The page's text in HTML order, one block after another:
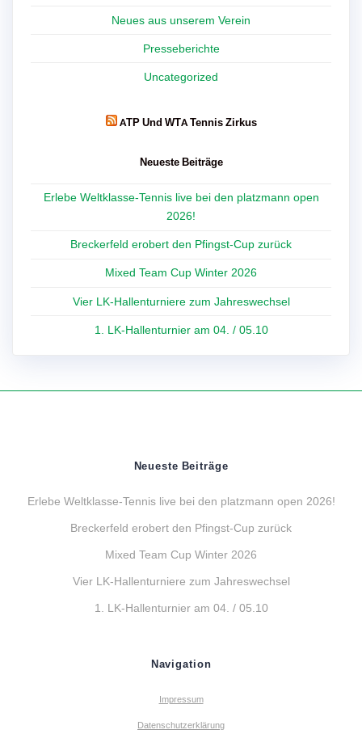
Neues aus unserem Verein
Presseberichte
Uncategorized
ATP Und WTA Tennis Zirkus
Neueste Beiträge
Erlebe Weltklasse-Tennis live bei den platzmann open
2026!
Breckerfeld erobert den Pfingst-Cup zurück
Mixed Team Cup Winter 2026
Vier LK-Hallenturniere zum Jahreswechsel
1. LK-Hallenturnier am 04. / 05.10
Neueste Beiträge
Erlebe Weltklasse-Tennis live bei den platzmann open 2026!
Breckerfeld erobert den Pfingst-Cup zurück
Mixed Team Cup Winter 2026
Vier LK-Hallenturniere zum Jahreswechsel
1. LK-Hallenturnier am 04. / 05.10
Navigation
Impressum
Datenschutzerklärung